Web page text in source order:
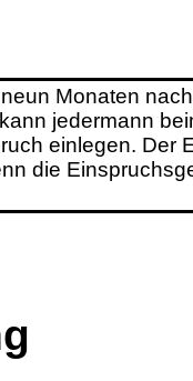
Monaten
jedermann
einlegen. Der
die